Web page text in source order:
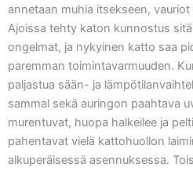
annetaan muhia itsekseen,
Ajoissa tehty katon kunnostus
ongelmat, ja nykyinen katto saa
paremman toimintavarmuuden.
paljastua sään- ja
sammal sekä auringon paahtava
murentuvat, huopa halkeilee ja
pahentavat vielä kattohuollon
alkuperäisessä asennuksessa.